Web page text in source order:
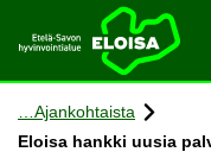
Etusi­vu
Siir­ry si­säl­töön
Ajan­koh­tais­ta
Eloi­sa hank­ki uusia